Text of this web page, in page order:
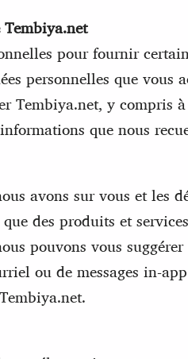
pour fournir
personnelles que
Tembiya.net, y compris
que nous
avons sur vous et les
des produits et
pouvons vous
ou de messages in-